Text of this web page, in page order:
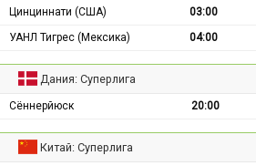
Цинциннати (США)
03:00
УАНЛ Тигрес (Мексика)
04:00
Дания: Суперлига
Сённерйюск 20:00
Китай: Суперлига